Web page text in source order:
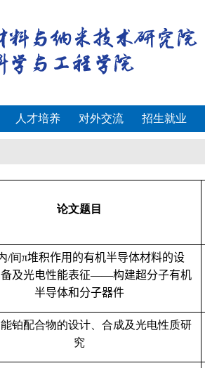
人才培养 对外交流 招生就业
论文题目
/间π堆积作用的有机半导体材料的设
及光电性能表征——构建超分子有机
半导体和分子器件
铂配合物的设计、合成及光电性质研
究